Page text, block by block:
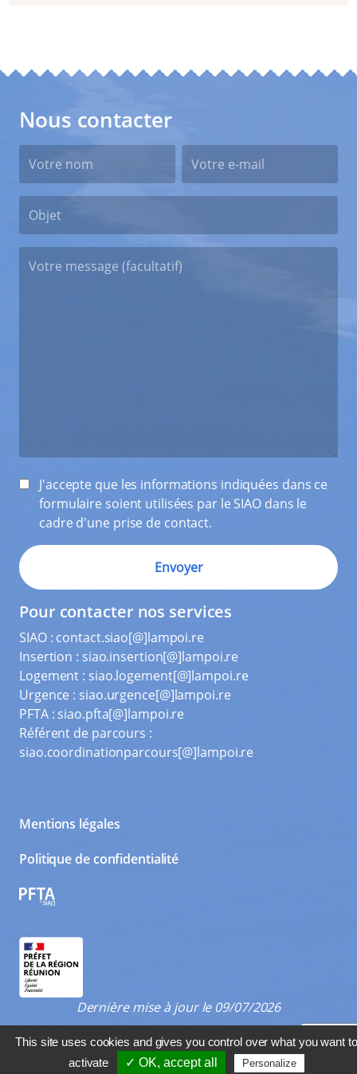
Nous contacter
J'accepte que les informations indiquées dans ce
formulaire soient utilisées par le SIAO dans le
cadre d'une prise de contact.
Pour contacter nos services
SIAO : contact.siao[@]lampoi.re
Insertion : siao.insertion[@]lampoi.re
Logement : siao.logement[@]lampoi.re
Urgence : siao.urgence[@]lampoi.re
PFTA : siao.pfta[@]lampoi.re
Référent de parcours :
siao.coordinationparcours[@]lampoi.re
Mentions légales
Politique de confidentialité
PFTA
Dernière mise à jour le 09/07/2026
This site uses cookies and gives you control over what you want to
activate
✓ OK, accept all Personalize